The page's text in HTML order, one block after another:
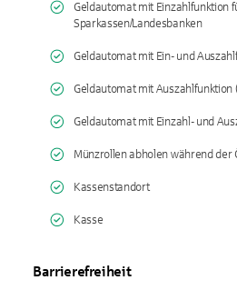
Geldautomat mit Einzahlfunktion
Sparkassen/Landesbanken
Geldautomat mit Ein- und
Geldautomat mit Auszahlfunktion
Geldautomat mit Einzahl- und
Münzrollen abholen während der
Kassenstandort
Kasse
Barrierefreiheit